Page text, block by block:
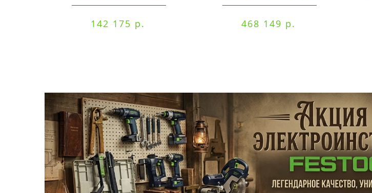
142 175 р.
468 149 р.